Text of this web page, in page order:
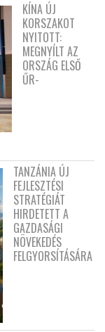
KÍNA ÚJ
KORSZAKOT
NYITOTT:
MEGNYÍLT AZ
ORSZÁG ELSŐ
ŰR-
TANZÁNIA ÚJ
FEJLESZTÉSI
STRATÉGIÁT
HIRDETETT A
GAZDASÁGI
NÖVEKEDÉS
FELGYORSÍTÁSÁRA